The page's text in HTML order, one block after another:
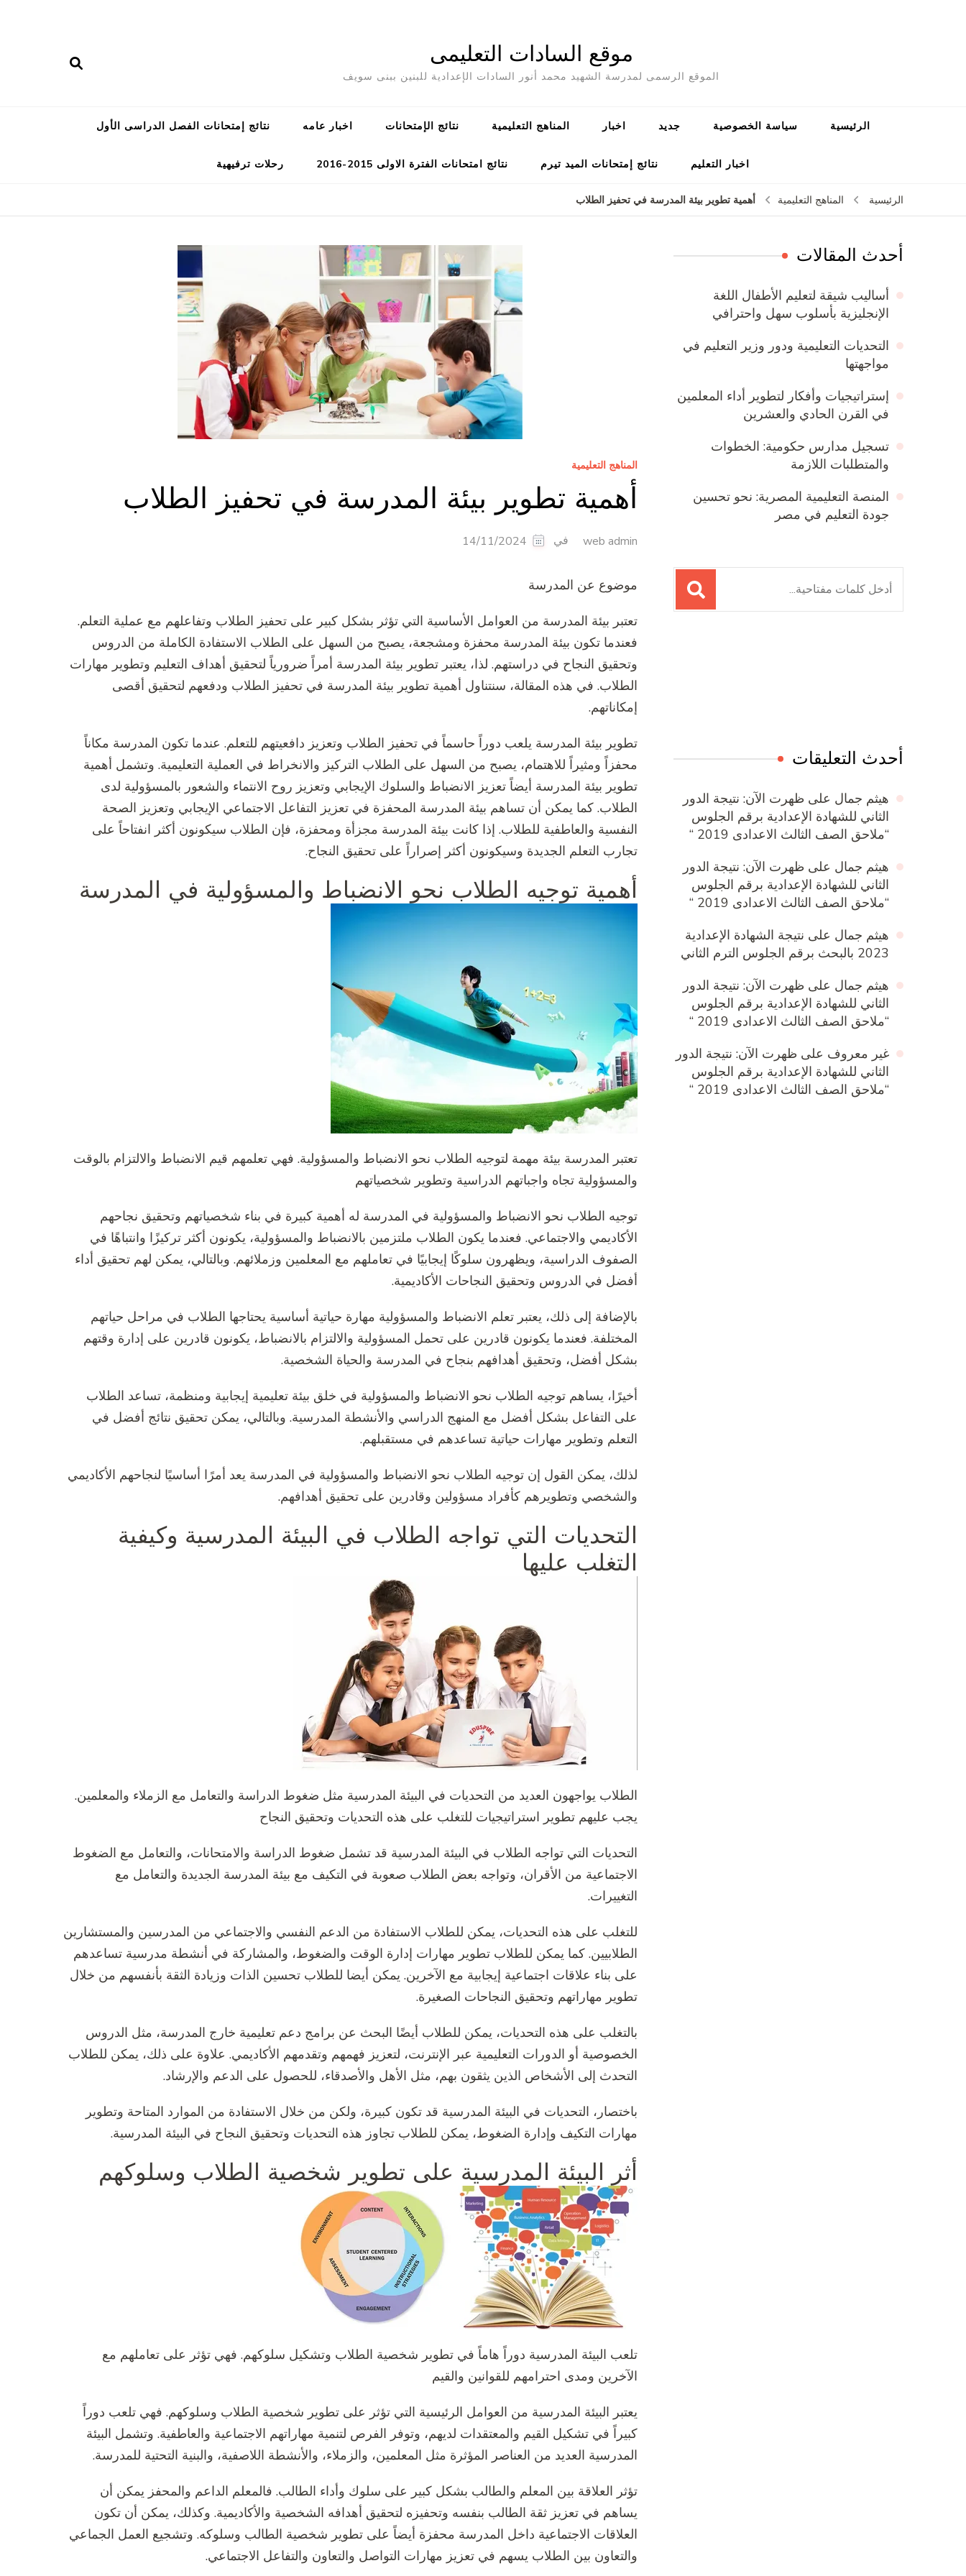
موقع السادات التعليمى
الموقع الرسمى لمدرسة الشهيد محمد أنور السادات الإعدادية للبنين ببنى سويف
الرئيسية سياسة الخصوصية جديد اخبار المناهج التعليمية نتائج الإمتحانات اخبار عامه نتائج إمتحانات الفصل الدراسى الأول
اخبار التعليم نتائج إمتحانات الميد تيرم نتائج امتحانات الفترة الاولى 2015-2016 رحلات ترفيهية
الرئيسية المناهج التعليمية أهمية تطوير بيئة المدرسة في تحفيز الطلاب
المناهج التعليمية
أهمية تطوير بيئة المدرسة في تحفيز الطلاب
web admin في 14/11/2024
موضوع عن المدرسة
تعتبر بيئة المدرسة من العوامل الأساسية التي تؤثر بشكل كبير على تحفيز الطلاب وتفاعلهم مع عملية التعلم.
فعندما تكون بيئة المدرسة محفزة ومشجعة، يصبح من السهل على الطلاب الاستفادة الكاملة من الدروس
وتحقيق النجاح في دراستهم. لذا، يعتبر تطوير بيئة المدرسة أمراً ضرورياً لتحقيق أهداف التعليم وتطوير مهارات
الطلاب. في هذه المقالة، سنتناول أهمية تطوير بيئة المدرسة في تحفيز الطلاب ودفعهم لتحقيق أقصى
إمكاناتهم.
تطوير بيئة المدرسة يلعب دوراً حاسماً في تحفيز الطلاب وتعزيز دافعيتهم للتعلم. عندما تكون المدرسة مكاناً
محفزاً ومثيراً للاهتمام، يصبح من السهل على الطلاب التركيز والانخراط في العملية التعليمية. وتشمل أهمية
تطوير بيئة المدرسة أيضاً تعزيز الانضباط والسلوك الإيجابي وتعزيز روح الانتماء والشعور بالمسؤولية لدى
الطلاب. كما يمكن أن تساهم بيئة المدرسة المحفزة في تعزيز التفاعل الاجتماعي الإيجابي وتعزيز الصحة
النفسية والعاطفية للطلاب. إذا كانت بيئة المدرسة مجزأة ومحفزة، فإن الطلاب سيكونون أكثر انفتاحاً على
تجارب التعلم الجديدة وسيكونون أكثر إصراراً على تحقيق النجاح.
أهمية توجيه الطلاب نحو الانضباط والمسؤولية في المدرسة
تعتبر المدرسة بيئة مهمة لتوجيه الطلاب نحو الانضباط والمسؤولية. فهي تعلمهم قيم الانضباط والالتزام بالوقت
والمسؤولية تجاه واجباتهم الدراسية وتطوير شخصياتهم
توجيه الطلاب نحو الانضباط والمسؤولية في المدرسة له أهمية كبيرة في بناء شخصياتهم وتحقيق نجاحهم
الأكاديمي والاجتماعي. فعندما يكون الطلاب ملتزمين بالانضباط والمسؤولية، يكونون أكثر تركيزًا وانتباهًا في
الصفوف الدراسية، ويظهرون سلوكًا إيجابيًا في تعاملهم مع المعلمين وزملائهم. وبالتالي، يمكن لهم تحقيق أداء
أفضل في الدروس وتحقيق النجاحات الأكاديمية.
بالإضافة إلى ذلك، يعتبر تعلم الانضباط والمسؤولية مهارة حياتية أساسية يحتاجها الطلاب في مراحل حياتهم
المختلفة. فعندما يكونون قادرين على تحمل المسؤولية والالتزام بالانضباط، يكونون قادرين على إدارة وقتهم
بشكل أفضل، وتحقيق أهدافهم بنجاح في المدرسة والحياة الشخصية.
أخيرًا، يساهم توجيه الطلاب نحو الانضباط والمسؤولية في خلق بيئة تعليمية إيجابية ومنظمة، تساعد الطلاب
على التفاعل بشكل أفضل مع المنهج الدراسي والأنشطة المدرسية. وبالتالي، يمكن تحقيق نتائج أفضل في
التعلم وتطوير مهارات حياتية تساعدهم في مستقبلهم.
لذلك، يمكن القول إن توجيه الطلاب نحو الانضباط والمسؤولية في المدرسة يعد أمرًا أساسيًا لنجاحهم الأكاديمي
والشخصي وتطويرهم كأفراد مسؤولين وقادرين على تحقيق أهدافهم.
التحديات التي تواجه الطلاب في البيئة المدرسية وكيفية
التغلب عليها
الطلاب يواجهون العديد من التحديات في البيئة المدرسية مثل ضغوط الدراسة والتعامل مع الزملاء والمعلمين.
يجب عليهم تطوير استراتيجيات للتغلب على هذه التحديات وتحقيق النجاح
التحديات التي تواجه الطلاب في البيئة المدرسية قد تشمل ضغوط الدراسة والامتحانات، والتعامل مع الضغوط
الاجتماعية من الأقران، وتواجه بعض الطلاب صعوبة في التكيف مع بيئة المدرسة الجديدة والتعامل مع
التغييرات.
للتغلب على هذه التحديات، يمكن للطلاب الاستفادة من الدعم النفسي والاجتماعي من المدرسين والمستشارين
الطلابيين. كما يمكن للطلاب تطوير مهارات إدارة الوقت والضغوط، والمشاركة في أنشطة مدرسية تساعدهم
على بناء علاقات اجتماعية إيجابية مع الآخرين. يمكن أيضا للطلاب تحسين الذات وزيادة الثقة بأنفسهم من خلال
تطوير مهاراتهم وتحقيق النجاحات الصغيرة.
بالتغلب على هذه التحديات، يمكن للطلاب أيضًا البحث عن برامج دعم تعليمية خارج المدرسة، مثل الدروس
الخصوصية أو الدورات التعليمية عبر الإنترنت، لتعزيز فهمهم وتقدمهم الأكاديمي. علاوة على ذلك، يمكن للطلاب
التحدث إلى الأشخاص الذين يثقون بهم، مثل الأهل والأصدقاء، للحصول على الدعم والإرشاد.
باختصار، التحديات في البيئة المدرسية قد تكون كبيرة، ولكن من خلال الاستفادة من الموارد المتاحة وتطوير
مهارات التكيف وإدارة الضغوط، يمكن للطلاب تجاوز هذه التحديات وتحقيق النجاح في البيئة المدرسية.
أثر البيئة المدرسية على تطوير شخصية الطلاب وسلوكهم
تلعب البيئة المدرسية دوراً هاماً في تطوير شخصية الطلاب وتشكيل سلوكهم. فهي تؤثر على تعاملهم مع
الآخرين ومدى احترامهم للقوانين والقيم
يعتبر البيئة المدرسية من العوامل الرئيسية التي تؤثر على تطوير شخصية الطلاب وسلوكهم. فهي تلعب دوراً
كبيراً في تشكيل القيم والمعتقدات لديهم، وتوفر الفرص لتنمية مهاراتهم الاجتماعية والعاطفية. وتشمل البيئة
المدرسية العديد من العناصر المؤثرة مثل المعلمين، والزملاء، والأنشطة اللاصفية، والبنية التحتية للمدرسة.
تؤثر العلاقة بين المعلم والطالب بشكل كبير على سلوك وأداء الطالب. فالمعلم الداعم والمحفز يمكن أن
يساهم في تعزيز ثقة الطالب بنفسه وتحفيزه لتحقيق أهدافه الشخصية والأكاديمية. وكذلك، يمكن أن تكون
العلاقات الاجتماعية داخل المدرسة محفزة أيضاً على تطوير شخصية الطالب وسلوكه. وتشجيع العمل الجماعي
والتعاون بين الطلاب يسهم في تعزيز مهارات التواصل والتعاون والتفاعل الاجتماعي.
أحدث المقالات
أساليب شيقة لتعليم الأطفال اللغة
الإنجليزية بأسلوب سهل واحترافي
التحديات التعليمية ودور وزير التعليم في
مواجهتها
إستراتيجيات وأفكار لتطوير أداء المعلمين
في القرن الحادي والعشرين
تسجيل مدارس حكومية: الخطوات
والمتطلبات اللازمة
المنصة التعليمية المصرية: نحو تحسين
جودة التعليم في مصر
البحث
عن:
أحدث التعليقات
هيثم جمال على ظهرت الآن: نتيجة الدور
الثاني للشهادة الإعدادية برقم الجلوس
“ملاحق الصف الثالث الاعدادى 2019 “
هيثم جمال على ظهرت الآن: نتيجة الدور
الثاني للشهادة الإعدادية برقم الجلوس
“ملاحق الصف الثالث الاعدادى 2019 “
هيثم جمال على نتيجة الشهادة الإعدادية
2023 بالبحث برقم الجلوس الترم الثاني
هيثم جمال على ظهرت الآن: نتيجة الدور
الثاني للشهادة الإعدادية برقم الجلوس
“ملاحق الصف الثالث الاعدادى 2019 “
غير معروف على ظهرت الآن: نتيجة الدور
الثاني للشهادة الإعدادية برقم الجلوس
“ملاحق الصف الثالث الاعدادى 2019 “